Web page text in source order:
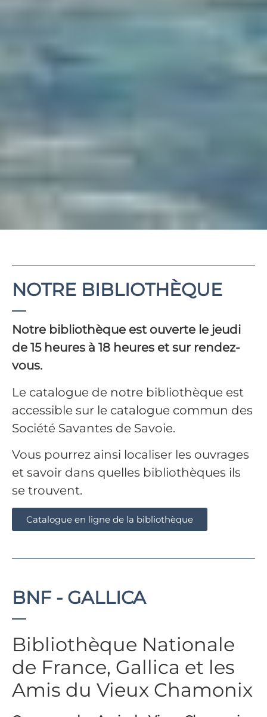
NOTRE BIBLIOTHÈQUE
Notre bibliothèque est ouverte le jeudi
de 15 heures à 18 heures et sur rendez-
vous.
Le catalogue de notre bibliothèque est
accessible sur le catalogue commun des
Société Savantes de Savoie.
Vous pourrez ainsi localiser les ouvrages
et savoir dans quelles bibliothèques ils
se trouvent.
Catalogue en ligne de la bibliothèque
BNF - GALLICA
Bibliothèque Nationale
de France, Gallica et les
Amis du Vieux Chamonix